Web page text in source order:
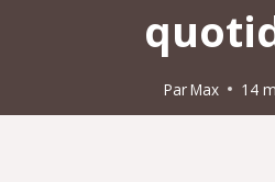
ParMax 14